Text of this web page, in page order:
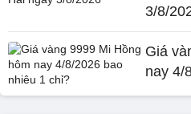
3/8/
Giá
nay 4/